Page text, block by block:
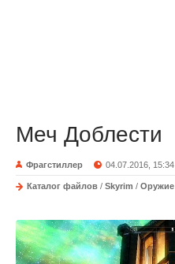
Меч Доблести
Фрагстиллер 04.07.2016, 15:34
Каталог файлов / Skyrim / Оружие